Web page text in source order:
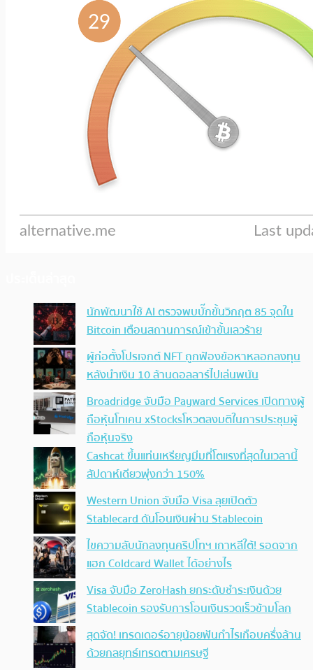
นักพัฒนาใช้ AI ตรวจพบบั๊กขั้นวิกฤต 85 จุดใน
Bitcoin เตือนสถานการณ์เข้าขั้นเลวร้าย
ผู้ก่อตั้งโปรเจกต์ NFT ถูกฟ้องข้อหาหลอกลงทุน
หลังนำเงิน 10 ล้านดอลลาร์ไปเล่นพนัน
Broadridge จับมือ Payward Services เปิดทางผู้
ถือหุ้นโทเคน xStocksโหวตลงมติในการประชุมผู้
ถือหุ้นจริง
Cashcat ขึ้นแท่นเหรียญมีมที่โตแรงที่สุดในเวลานี้
สัปดาห์เดียวพุ่งกว่า 150%
Western Union จับมือ Visa ลุยเปิดตัว
Stablecard ดันโอนเงินผ่าน Stablecoin
ไขความลับนักลงทุนคริปโทฯ เกาหลีใต้! รอดจาก
แฮก Coldcard Wallet ได้อย่างไร
Visa จับมือ ZeroHash ยกระดับชำระเงินด้วย
Stablecoin รองรับการโอนเงินรวดเร็วข้ามโลก
สุดจัด! เทรดเดอร์อายุน้อยฟันกำไรเกือบครึ่งล้าน
ด้วยกลยุทธ์เทรดตามเศรษฐี